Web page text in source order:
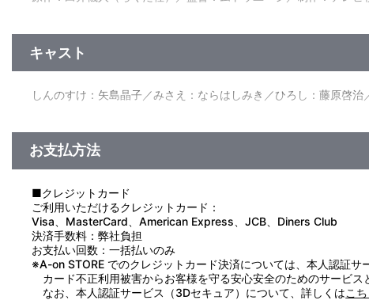
キャスト
しんのすけ：矢島晶子／みさえ：ならはしみき／ひろし：藤原啓
お支払方法
■クレジットカード
ご利用いただけるクレジットカード：
Visa、MasterCard、American Express、JCB、Diners Club
決済手数料：弊社負担
お支払い回数：一括払いのみ
※A-on STORE でのクレジットカード決済については、本人認証
カード不正利用被害からお客様を守る安心安全のためのサービス
なお、本人認証サービス（3Dセキュア）について、詳しくはこ